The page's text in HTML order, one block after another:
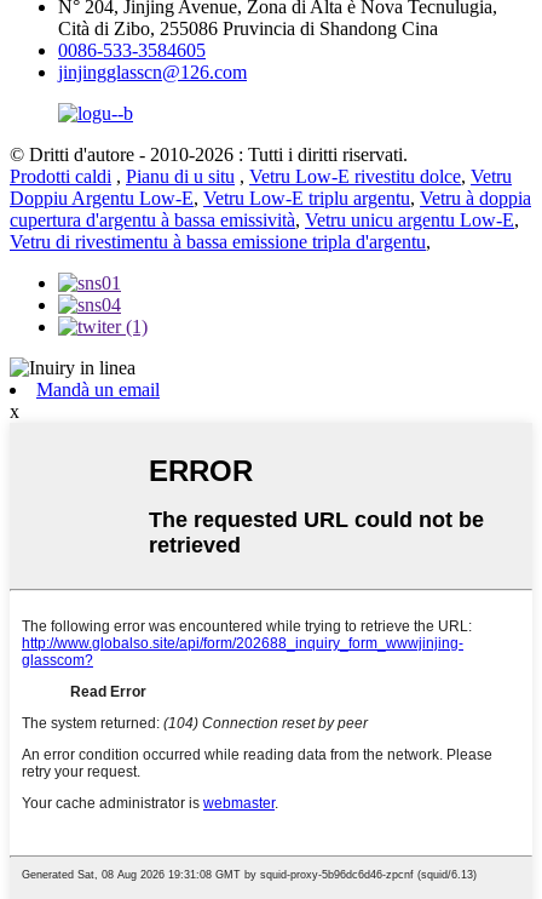
N° 204, Jinjing Avenue, Zona di Alta è Nova Tecnulugia,
Cità di Zibo, 255086 Pruvincia di Shandong Cina
0086-533-3584605
jinjingglasscn@126.com
© Dritti d'autore - 2010-2026 : Tutti i diritti riservati.
Prodotti caldi , Pianu di u situ , Vetru Low-E rivestitu dolce, Vetru
Doppiu Argentu Low-E, Vetru Low-E triplu argentu, Vetru à doppia
cupertura d'argentu à bassa emissività, Vetru unicu argentu Low-E,
Vetru di rivestimentu à bassa emissione tripla d'argentu,
Mandà un email
x